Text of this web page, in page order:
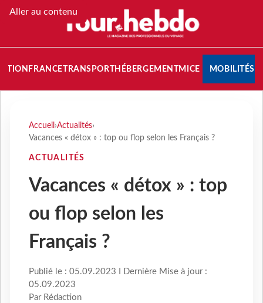
Aller au contenu
FRANCETRANSPORT HÉBERGEMENTMICE MOBILITÉS
Accueil ›Actualités›
Vacances « détox » : top ou flop selon les Français ?
ACTUALITÉS
Vacances « détox » : top
ou flop selon les
Français ?
Publié le : 05.09.2023 I Dernière Mise à jour :
05.09.2023
Par Rédaction